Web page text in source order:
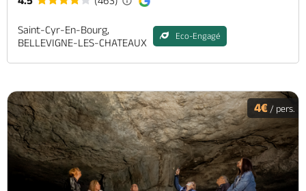
Saint-Cyr-En-Bourg,
BELLEVIGNE-LES-CHATEAUX
Eco-Engagé
4€ / pers.